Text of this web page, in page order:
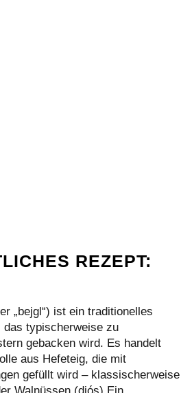
REZEPT:
„bejgl“) ist ein traditionelles
das typischerweise zu
gebacken wird. Es handelt
aus Hefeteig, die mit
gefüllt wird – klassischerweise